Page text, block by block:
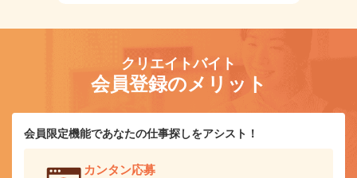
クリエイトバイト
会員登録のメリット
会員限定機能であなたの仕事探しをアシスト！
カンタン応募